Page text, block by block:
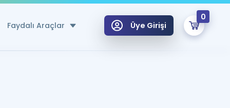
Faydalı Araçlar Üye Girişi
0